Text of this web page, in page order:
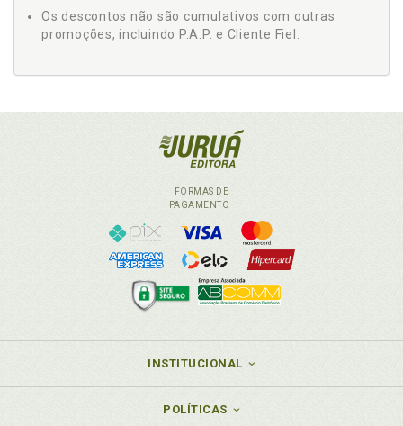
Os descontos não são cumulativos com outras
promoções, incluindo P.A.P. e Cliente Fiel.
FORMAS DE
PAGAMENTO
INSTITUCIONAL
POLÍTICAS